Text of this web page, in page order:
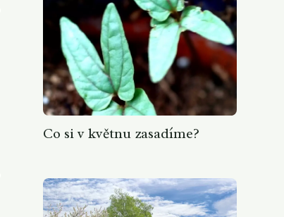
Co si v květnu zasadíme?